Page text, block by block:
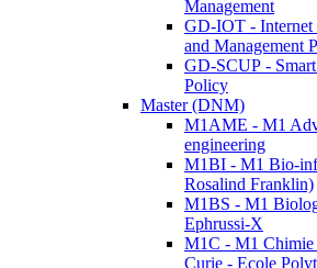
Management
GD-IOT - Internet
and Management
GD-SCUP -
Policy
Master (DNM)
M1AME - M1
engineering
M1BI - M1 Bio-
Rosalind Franklin)
M1BS - M1
Ephrussi-X
M1C - M1 Chimie
Curie - Ecole